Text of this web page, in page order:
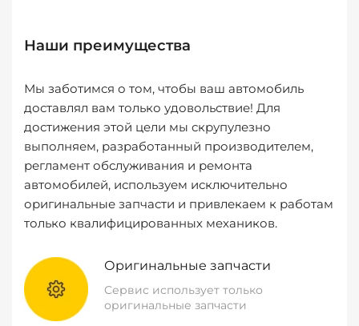
Наши преимущества
Мы заботимся о том, чтобы ваш автомобиль
доставлял вам только удовольствие! Для
достижения этой цели мы скрупулезно
выполняем, разработанный производителем,
регламент обслуживания и ремонта
автомобилей, используем исключительно
оригинальные запчасти и привлекаем к работам
только квалифицированных механиков.
Оригинальные запчасти
Сервис использует только
оригинальные запчасти